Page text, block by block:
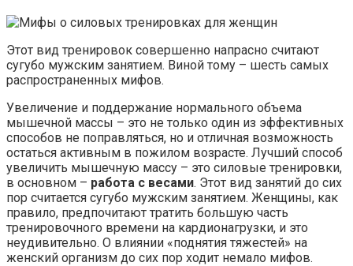
Этот вид тренировок совершенно напрасно считают
сугубо мужским занятием. Виной тому – шесть самых
распространенных мифов.
Увеличение и поддержание нормального объема
мышечной массы – это не только один из эффективных
способов не поправляться, но и отличная возможность
остаться активным в пожилом возрасте. Лучший способ
увеличить мышечную массу – это силовые тренировки,
в основном – работа с весами. Этот вид занятий до сих
пор считается сугубо мужским занятием. Женщины, как
правило, предпочитают тратить большую часть
тренировочного времени на кардионагрузки, и это
неудивительно. О влиянии «поднятия тяжестей» на
женский организм до сих пор ходит немало мифов.